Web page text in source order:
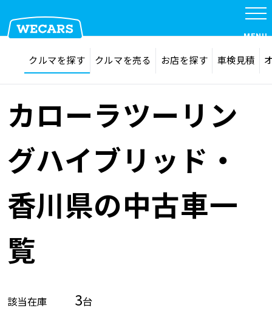
在庫検索 サイト内検索
MENU
クルマを探す
オイル交換・点検・整備予約
クルマを探す クルマを売る お店を探す 車検見積
カローラツーリン
グハイブリッド・
香川県の中古車一
覧
該当在庫 3台